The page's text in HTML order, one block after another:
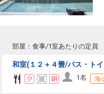
部屋：食事/1室あたりの定員
和室(１２＋４畳/バス・ト
1名 海